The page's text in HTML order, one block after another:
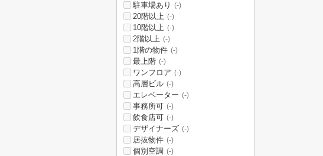
駐車場あり (-)
20階以上 (-)
10階以上 (-)
2階以上 (-)
1階の物件 (-)
最上階 (-)
ワンフロア (-)
高層ビル (-)
エレベーター (-)
事務所可 (-)
飲食店可 (-)
デザイナーズ (-)
居抜物件 (-)
個別空調 (-)